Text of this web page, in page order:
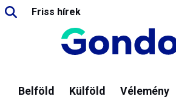
Friss hírek
Belföld Külföld Vélemény